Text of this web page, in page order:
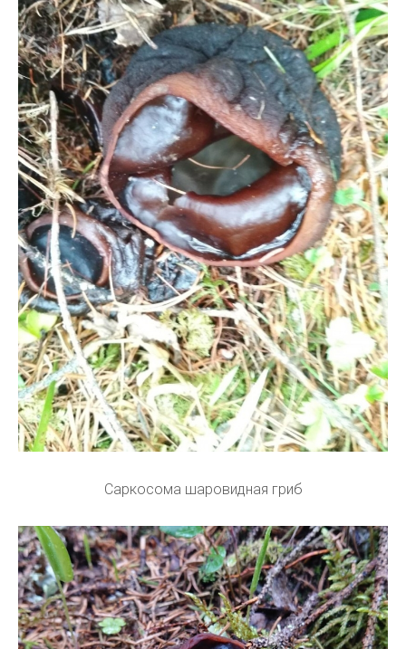
Саркосома шаровидная гриб